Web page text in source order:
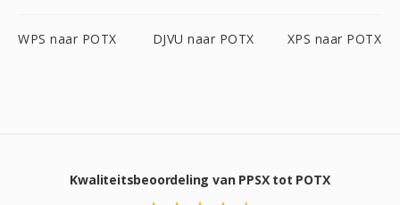
WPS naar POTX DJVU naar POTX XPS naar POTX
Kwaliteitsbeoordeling van PPSX tot POTX